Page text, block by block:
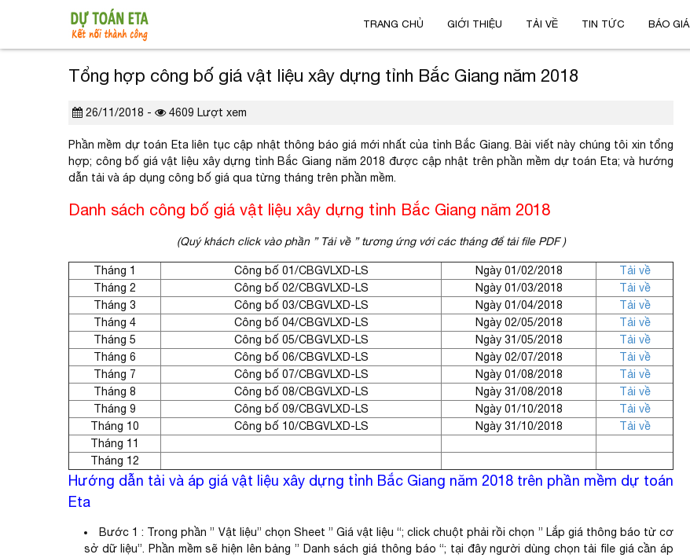
TRANG CHỦ GIỚI THIỆU TẢI VỀ TIN TỨC BÁO GIÁ
Tổng hợp công bố giá vật liệu xây dựng tỉnh Bắc Giang năm 2018
26/11/2018 - 4609 Lượt xem
Phần mềm dự toán Eta liên tục cập nhật thông báo giá mới nhất của tỉnh Bắc Giang. Bài viết này chúng tôi xin tổng
hợp; công bố giá vật liệu xây dựng tỉnh Bắc Giang năm 2018 được cập nhật trên phần mềm dự toán Eta; và hướng
dẫn tải và áp dụng công bố giá qua từng tháng trên phần mềm.
Danh sách công bố giá vật liệu xây dựng tỉnh Bắc Giang năm 2018
(Quý khách click vào phần ” Tải về ” tương ứng với các tháng để tải file PDF )
Tháng 1 Công bố 01/CBGVLXD-LS Ngày 01/02/2018
Tải về
Tháng 2
Công bố 02/CBGVLXD-LS Ngày 01/03/2018
Tải về
Tháng 3
Công bố 03/CBGVLXD-LS Ngày 01/04/2018
Tải về
Tháng 4
Công bố 04/CBGVLXD-LS Ngày 02/05/2018
Tải về
Tháng 5
Công bố 05/CBGVLXD-LS Ngày 31/05/2018
Tải về
Tháng 6
Công bố 06/CBGVLXD-LS Ngày 02/07/2018
Tải về
Tháng 7
Công bố 07/CBGVLXD-LS Ngày 01/08/2018
Tải về
Tháng 8
Công bố 08/CBGVLXD-LS Ngày 31/08/2018
Tải về
Tháng 9
Công bố 09/CBGVLXD-LS Ngày 01/10/2018
Tải về
Tháng 10
Công bố 10/CBGVLXD-LS Ngày 31/10/2018
Tải về
Tháng 11
Tháng 12
Hướng dẫn tải và áp giá vật liệu xây dựng tỉnh Bắc Giang năm 2018 trên phần mềm dự toán
Eta
Bước 1 : Trong phần ” Vật liệu” chọn Sheet ” Giá vật liệu “; click chuột phải rồi chọn ” Lắp giá thông báo từ cơ
sở dữ liệu”. Phần mềm sẽ hiện lên bảng ” Danh sách giá thông báo “; tại đây người dùng chọn tải file giá cần áp